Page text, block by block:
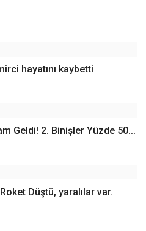
hayatını kaybetti
Geldi! 2. Binişler Yüzde 50...
Düştü, yaralılar var.